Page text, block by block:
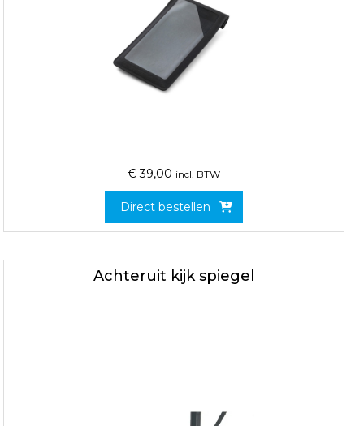
€ 39,00 incl. BTW
Direct bestellen
Achteruit kijk spiegel